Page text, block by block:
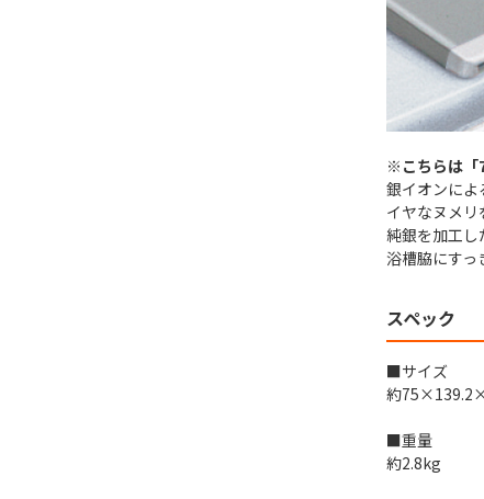
※こちらは「
銀イオンによ
イヤなヌメリ
純銀を加工し
浴槽脇にすっ
スペック
■サイズ
約
■重量
約2.8kg